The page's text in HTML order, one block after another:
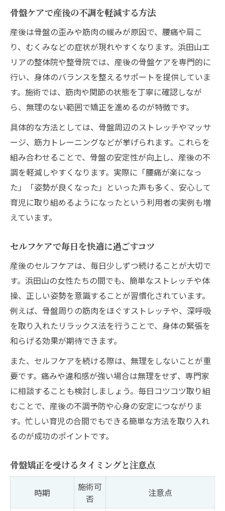
骨盤ケアで産後の不調を軽減する方法
産後は骨盤の歪みや筋肉の緩みが原因で、腰痛や肩こ
り、むくみなどの症状が現れやすくなります。浜田山エ
リアの整体院や整骨院では、産後の骨盤ケアを専門的に
行い、身体のバランスを整えるサポートを提供していま
す。施術では、筋肉や関節の状態を丁寧に確認しなが
ら、無理のない範囲で矯正を進めるのが特徴です。
具体的な方法としては、骨盤周辺のストレッチやマッサ
ージ、筋力トレーニングなどが挙げられます。これらを
組み合わせることで、骨盤の安定性が向上し、産後の不
調を軽減しやすくなります。実際に「腰痛が楽になっ
た」「姿勢が良くなった」といった声も多く、安心して
育児に取り組めるようになったという利用者の実例も増
えています。
セルフケアで毎日を快適に過ごすコツ
産後のセルフケアは、毎日少しずつ続けることが大切で
す。浜田山の女性たちの間でも、簡単なストレッチや体
操、正しい姿勢を意識することが習慣化されています。
例えば、骨盤周りの筋肉をほぐすストレッチや、深呼吸
を取り入れたリラックス法を行うことで、身体の緊張を
和らげる効果が期待できます。
また、セルフケアを続ける際は、無理をしないことが重
要です。痛みや違和感が強い場合は無理をせず、専門家
に相談することも検討しましょう。毎日コツコツ取り組
むことで、産後の不調予防や心身の安定につながりま
す。忙しい育児の合間でもできる簡単な方法を取り入れ
るのが成功のポイントです。
骨盤矯正を受けるタイミングと注意点
時期
施術可
否
注意点